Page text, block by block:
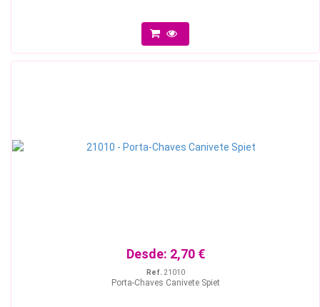
Desde: 2,70 €
Ref. 21010
Porta-Chaves Canivete Spiet